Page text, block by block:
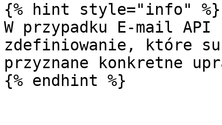
{% hint style="info" %}
W przypadku E-mail
zdefiniowanie, które
przyznane konkretne